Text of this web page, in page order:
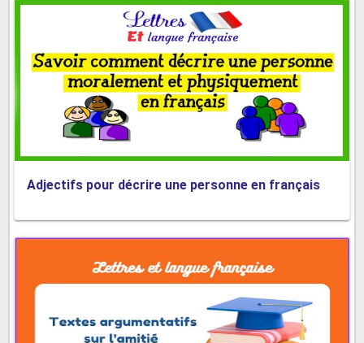
Adjectifs pour décrire une personne en français